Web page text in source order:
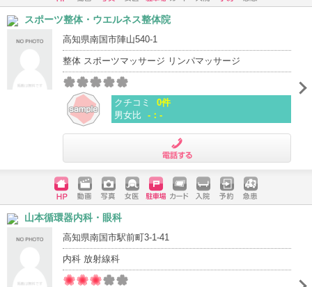
ホームペ
ージ
動画 写真 女医 駐車場
クレジッ
入院 予約 急患
スポーツ整体・ウエルネス整体院
高知県南国市陣山540-1
整体 スポーツマッサージ リンパマッサージ
クチコミ
0件
男女比 -：-
ホームペ
ージ
動画 写真 女医 駐車場
クレジッ
入院 予約 急患
山本循環器内科・眼科
高知県南国市駅前町3-1-41
内科 放射線科